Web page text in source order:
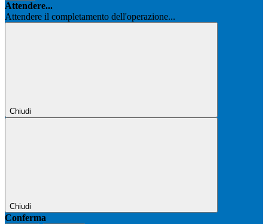
Attendere...
Attendere il completamento dell'operazione...
Chiudi
Chiudi
Conferma